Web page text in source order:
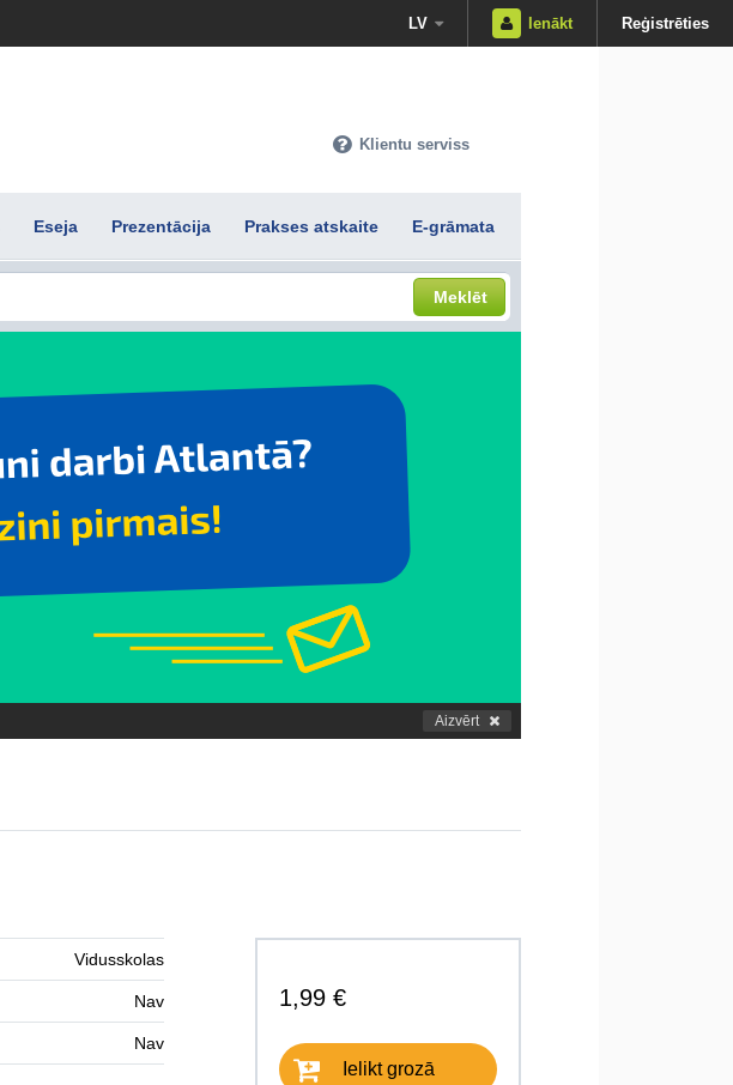
LV Ienākt Reģistrēties
Klientu serviss
Eseja Prezentācija Prakses atskaite E-grāmata
Meklēt
Aizvērt
1,99 €
Ielikt grozā
Vidusskolas
Nav
Nav